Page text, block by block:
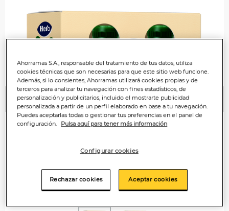
Anterior
Ahorramas S.A., responsable del tratamiento de tus datos, utiliza
cookies técnicas que son necesarias para que este sitio web funcione.
Además, si lo consientes, Ahorramas utilizará cookies propias y de
terceros para analizar tu navegación con fines estadísticos, de
personalización y publicitarios, incluido el mostrarte publicidad
personalizada a partir de un perfil elaborado en base a tu navegación.
Puedes aceptarlas todas o gestionar tus preferencias en el panel de
configuración.
Pulsa aquí para tener más información
Configurar cookies
Rechazar cookies Aceptar cookies